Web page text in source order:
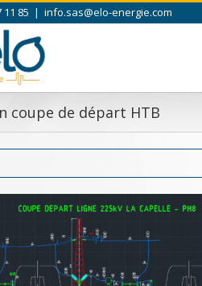
11 85 | info.sas@elo-energie.com
coupe de départ HTB